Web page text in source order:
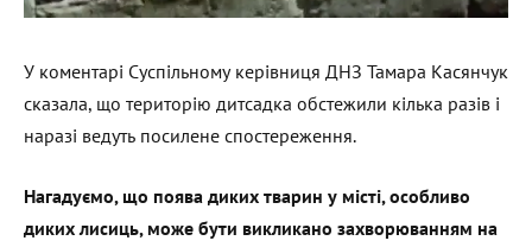
У коментарі Суспільному керівниця ДНЗ Тамара Касянчук
сказала, що територію дитсадка обстежили кілька разів і
наразі ведуть посилене спостереження.
Нагадуємо, що поява диких тварин у місті, особливо
диких лисиць, може бути викликано захворюванням на